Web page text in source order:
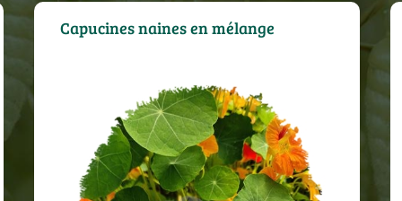
Capucines naines en mélange